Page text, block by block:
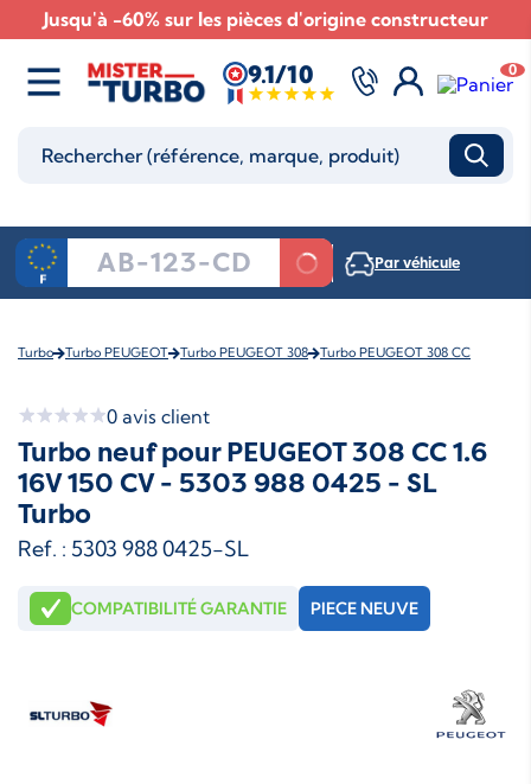
Jusqu'à -60% sur les pièces d'origine constructeur
9.1/10 0
Par véhicule
Turbo Turbo PEUGEOT Turbo PEUGEOT 308 Turbo PEUGEOT 308 CC
0 avis client
Turbo neuf pour PEUGEOT 308 CC 1.6
16V 150 CV - 5303 988 0425 - SL
Turbo
Ref. : 5303 988 0425-SL
COMPATIBILITÉ GARANTIE PIECE NEUVE